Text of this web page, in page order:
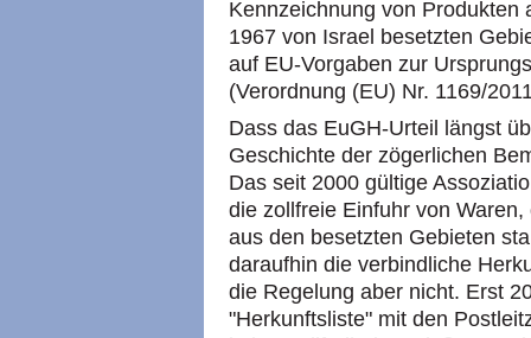
Kennzeichnung von Produkten
1967 von Israel besetzten
auf EU-Vorgaben zur
(Verordnung (EU) Nr. 1169/
Dass das EuGH-Urteil längst
Geschichte der zögerlichen
Das seit 2000 gültige
die zollfreie Einfuhr von
aus den besetzten Gebieten
daraufhin die verbindliche
die Regelung aber nicht. Erst
"Herkunftsliste" mit den